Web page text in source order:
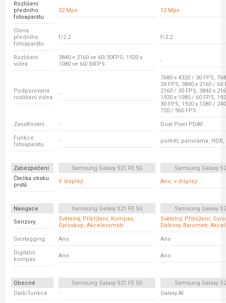
Rozlišení
předního
fotoaparátu
32 Mpx 12 Mpx
Clona
předního
fotoaparátu
f/2.2 f/2.2
Rozlišení
videa
3840 × 2160 ve 60/30FPS; 1920 x
1080 ve 60/30FPS
-
Podporovaná
rozlišení videa
-
7680 x 4320 / 30 FPS,
24 FPS, 3840 x 2160 / 60
2160 / 30 FPS, 3840 x
1920 x 1080 / 60 FPS,
30 FPS, 1920 x 1080 /
720 / 960 FPS
Zaostřování - Dual Pixel PDAF
Funkce
fotoaparátu
- portrét, panorama,
Zabezpečení Samsung Galaxy S21 FE 5G
Samsung Galaxy
Čtečka otisku
prstů
V displeji Ano, v displeji
Navigace Samsung Galaxy S21 FE 5G
Samsung Galaxy
Senzory
Světelný, Přiblížení, Kompas,
Gyroskop, Akcelerometr
Světelný, Přiblížení,
Dálkový, Barometr,
Geotagging Ano Ano
Digitální
kompas
Ano Ano
Obecné Samsung Galaxy S21 FE 5G
Samsung Galaxy
Další funkce
- Galaxy AI